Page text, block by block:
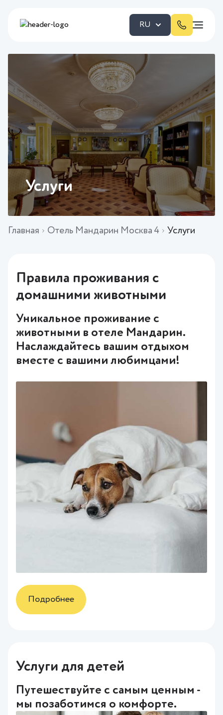
RU
Услуги
Главная Отель Мандарин Москва 4 Услуги
Правила проживания с
домашними животными
Уникальное проживание с
животными в отеле Мандарин.
Наслаждайтесь вашим отдыхом
вместе с вашими любимцами!
Подробнее
Услуги для детей
Путешествуйте с самым ценным -
мы позаботимся о комфорте.